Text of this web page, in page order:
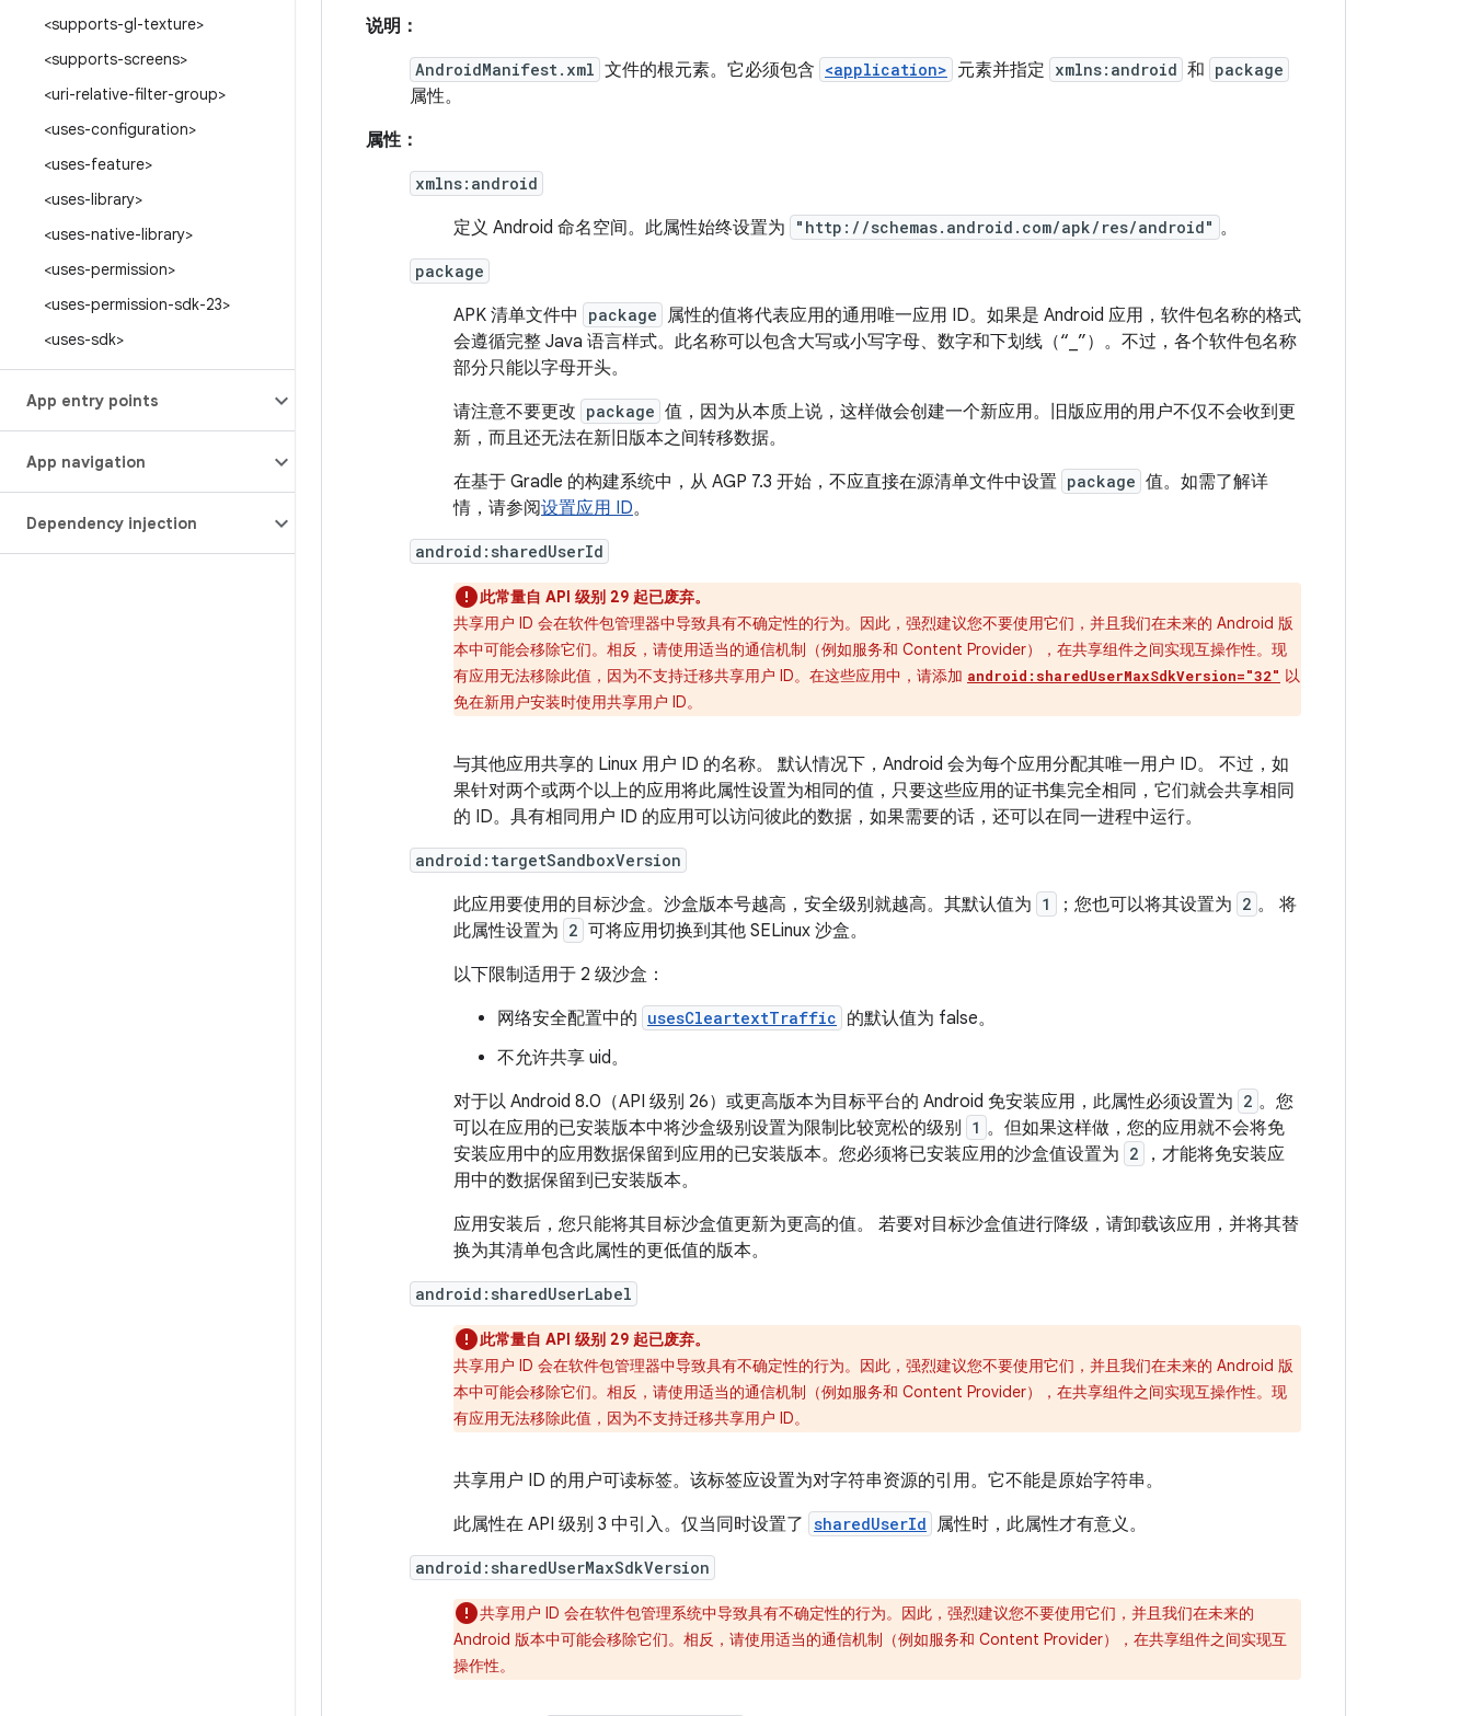
<supports-gl-texture>
<supports-screens>
<uri-relative-filter-group>
<uses-configuration>
<uses-feature>
<uses-library>
<uses-native-library>
<uses-permission>
<uses-permission-sdk-23>
<uses-sdk>
App entry points
App navigation
Dependency injection
说明：
AndroidManifest.xml 文件的根元素。它必须包含 <application> 元素并指定 xmlns:android 和 package
属性。
属性：
xmlns:android
定义 Android 命名空间。此属性始终设置为 "http://schemas.android.com/apk/res/android" 。
package
APK 清单文件中 package 属性的值将代表应用的通用唯一应用 ID。如果是 Android 应用，软件包名称的格式
会遵循完整 Java 语言样式。此名称可以包含大写或小写字母、数字和下划线（“_”）。不过，各个软件包名称
部分只能以字母开头。
请注意不要更改 package 值，因为从本质上说，这样做会创建一个新应用。旧版应用的用户不仅不会收到更
新，而且还无法在新旧版本之间转移数据。
在基于 Gradle 的构建系统中，从 AGP 7.3 开始，不应直接在源清单文件中设置 package 值。如需了解详
情，请参阅设置应用 ID。
android:sharedUserId
此常量自 API 级别 29 起已废弃。
共享用户 ID 会在软件包管理器中导致具有不确定性的行为。因此，强烈建议您不要使用它们，并且我们在未来的 Android 版
本中可能会移除它们。相反，请使用适当的通信机制（例如服务和 Content Provider），在共享组件之间实现互操作性。现
有应用无法移除此值，因为不支持迁移共享用户 ID。在这些应用中，请添加 android:sharedUserMaxSdkVersion="32" 以
免在新用户安装时使用共享用户 ID。
与其他应用共享的 Linux 用户 ID 的名称。 默认情况下，Android 会为每个应用分配其唯一用户 ID。 不过，如
果针对两个或两个以上的应用将此属性设置为相同的值，只要这些应用的证书集完全相同，它们就会共享相同
的 ID。具有相同用户 ID 的应用可以访问彼此的数据，如果需要的话，还可以在同一进程中运行。
android:targetSandboxVersion
此应用要使用的目标沙盒。沙盒版本号越高，安全级别就越高。其默认值为 1 ；您也可以将其设置为 2 。 将
此属性设置为 2 可将应用切换到其他 SELinux 沙盒。
以下限制适用于 2 级沙盒：
网络安全配置中的 usesCleartextTraffic 的默认值为 false。
不允许共享 uid。
对于以 Android 8.0（API 级别 26）或更高版本为目标平台的 Android 免安装应用，此属性必须设置为 2 。您
可以在应用的已安装版本中将沙盒级别设置为限制比较宽松的级别
1 。但如果这样做，您的应用就不会将免
安装应用中的应用数据保留到应用的已安装版本。您必须将已安装应用的沙盒值设置为 2
，才能将免安装应
用中的数据保留到已安装版本。
应用安装后，您只能将其目标沙盒值更新为更高的值。 若要对目标沙盒值进行降级，请卸载该应用，并将其替
换为其清单包含此属性的更低值的版本。
android:sharedUserLabel
此常量自 API 级别 29 起已废弃。
共享用户 ID 会在软件包管理器中导致具有不确定性的行为。因此，强烈建议您不要使用它们，并且我们在未来的 Android 版
本中可能会移除它们。相反，请使用适当的通信机制（例如服务和 Content Provider），在共享组件之间实现互操作性。现
有应用无法移除此值，因为不支持迁移共享用户 ID。
共享用户 ID 的用户可读标签。该标签应设置为对字符串资源的引用。它不能是原始字符串。
此属性在 API 级别 3 中引入。仅当同时设置了 sharedUserId 属性时，此属性才有意义。
android:sharedUserMaxSdkVersion
共享用户 ID 会在软件包管理系统中导致具有不确定性的行为。因此，强烈建议您不要使用它们，并且我们在未来的
Android 版本中可能会移除它们。相反，请使用适当的通信机制（例如服务和 Content Provider），在共享组件之间实现互
操作性。